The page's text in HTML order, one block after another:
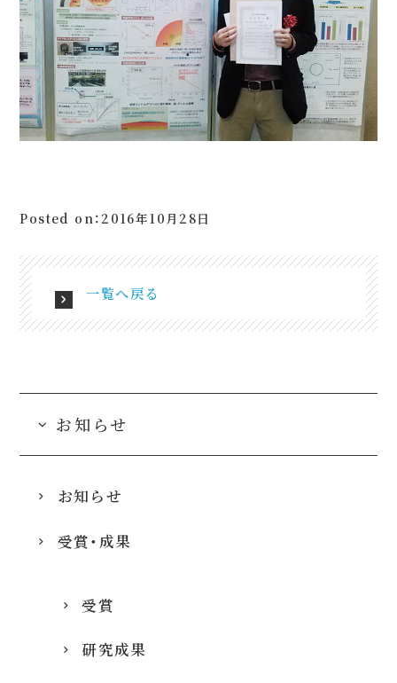
Posted on：2016年10月28日
一覧へ戻る
お知らせ
お知らせ
受賞・成果
受賞
研究成果